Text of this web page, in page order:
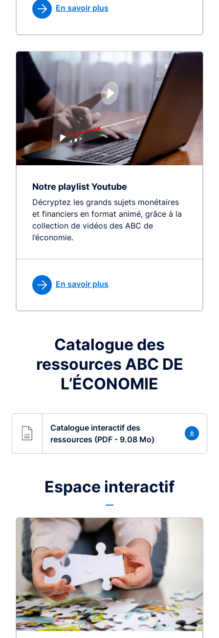
En savoir plus
Notre playlist Youtube
Décryptez les grands sujets monétaires
et financiers en format animé, grâce à la
collection de vidéos des ABC de
l’économie.
En savoir plus
Catalogue des
ressources ABC DE
L’ÉCONOMIE
Catalogue interactif des
ressources (PDF - 9.08 Mo)
Espace interactif